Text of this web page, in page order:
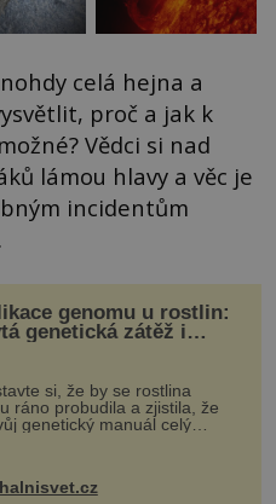
celá hejna a
proč a jak k
Vědci si nad
lámou hlavy a věc je
incidentům
genomu u rostlin:
genetická zátěž i
si, že by se rostlina
ráno probudila a zjistila, že
genetický manuál celý